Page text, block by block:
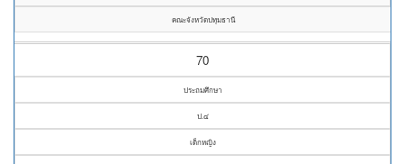
คณะจังหวัดปทุมธานี
70
ประถมศึกษา
ป.๔
เด็กหญิง